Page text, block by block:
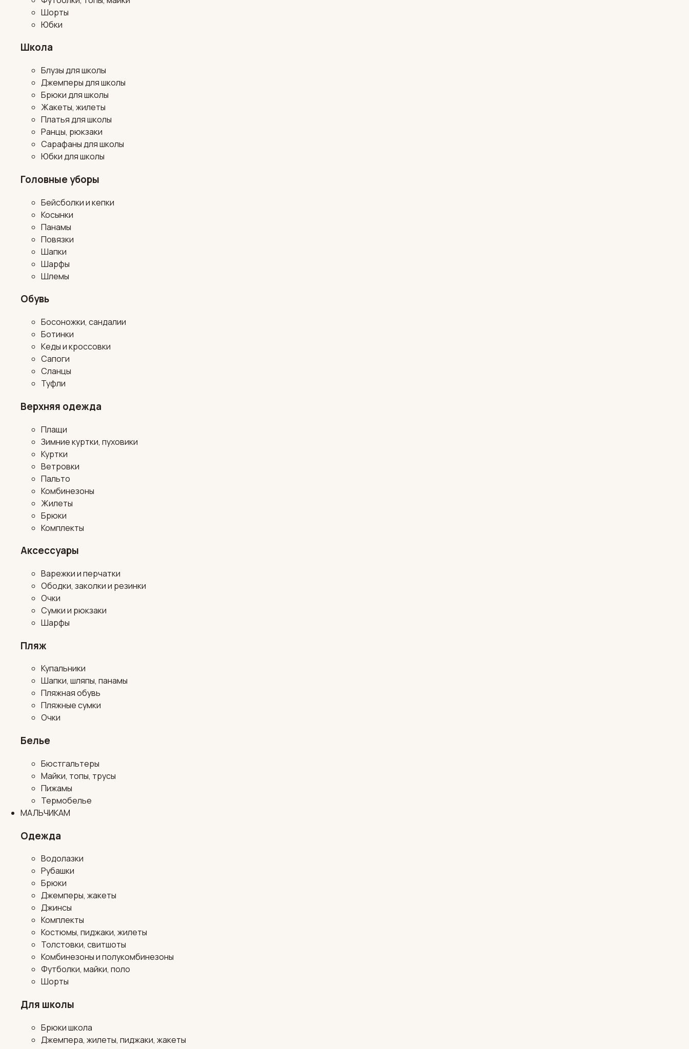
Шорты
Юбки
Школа
Блузы для школы
Джемперы для школы
Брюки для школы
Жакеты, жилеты
Платья для школы
Ранцы, рюкзаки
Сарафаны для школы
Юбки для школы
Головные уборы
Бейсболки и кепки
Косынки
Панамы
Повязки
Шапки
Шарфы
Шлемы
Обувь
Босоножки, сандалии
Ботинки
Кеды и кроссовки
Сапоги
Сланцы
Туфли
Верхняя одежда
Плащи
Зимние куртки, пуховики
Куртки
Ветровки
Пальто
Комбинезоны
Жилеты
Брюки
Комплекты
Аксессуары
Варежки и перчатки
Ободки, заколки и резинки
Очки
Сумки и рюкзаки
Шарфы
Пляж
Купальники
Шапки, шляпы, панамы
Пляжная обувь
Пляжные сумки
Очки
Белье
Бюстгальтеры
Майки, топы, трусы
Пижамы
Термобелье
МАЛЬЧИКАМ
Одежда
Водолазки
Рубашки
Брюки
Джемперы, жакеты
Джинсы
Комплекты
Костюмы, пиджаки, жилеты
Толстовки, свитшоты
Комбинезоны и полукомбинезоны
Футболки, майки, поло
Шорты
Для школы
Брюки школа
Джемпера, жилеты, пиджаки, жакеты